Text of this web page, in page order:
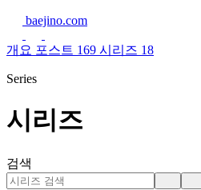
baejino.com
개요 포스트 169 시리즈 18
Series
시리즈
검색